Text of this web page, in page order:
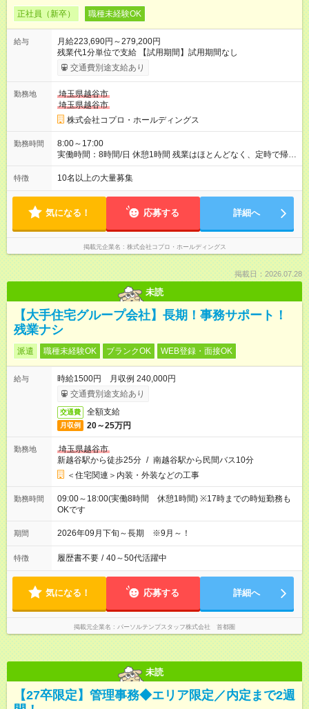
正社員（新卒） 職種未経験OK
給与
月給223,690円～279,200円
残業代1分単位で支給 【試用期間】試用期間なし
交通費別途支給あり
勤務地
埼玉県越谷市
埼玉県越谷市
株式会社コプロ・ホールディングス
勤務時間
8:00～17:00
実働時間：8時間/日 休憩1時間 残業はほとんどなく、定時で帰れ
る日が多い働き方です。 毎日の業務は進捗管理や事務が中心な
ので、 「今日やるべき仕事」が終われば、自然と区切りをつけ
方を大切にしています。
特徴 10名以上の大量募集
気になる！ 応募する 詳細へ
掲載元企業名 株式会社コプロ・ホールディングス
掲載日：2026.07.28
未読
【大手住宅グループ会社】長期！事務サポート！
残業ナシ
派遣 職種未経験OK ブランクOK WEB登録・面接OK
給与
時給1500円 月収例 240,000円
交通費別途支給あり
交通費 全額支給
月収例 20～25万円
勤務地
埼玉県越谷市
新越谷駅から徒歩25分 / 南越谷駅から民間バス10分
＜住宅関連＞内装・外装などの工事
勤務時間
09:00～18:00(実働8時間 休憩1時間) ※17時までの時短勤務も
OKです
期間 2026年09月下旬～長期 ※9月～！
特徴 履歴書不要 / 40～50代活躍中
気になる！ 応募する 詳細へ
掲載元企業名 パーソルテンプスタッフ株式会社 首都圏
未読
【27卒限定】管理事務◆エリア限定／内定まで2週